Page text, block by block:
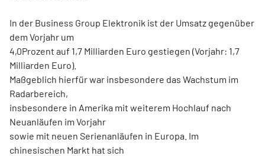
In der Business Group Elektronik ist der Umsatz gegenüber
dem Vorjahr um
4,0Prozent auf 1,7 Milliarden Euro gestiegen (Vorjahr: 1,7
Milliarden Euro).
Maßgeblich hierfür war insbesondere das Wachstum im
Radarbereich,
insbesondere in Amerika mit weiterem Hochlauf nach
Neuanläufen im Vorjahr
sowie mit neuen Serienanläufen in Europa. Im
chinesischen Markt hat sich